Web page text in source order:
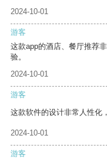
2024-10-01
游客
这款app的酒店、餐厅推荐
验。
2024-10-01
游客
这款软件的设计非常人性化
2024-10-01
游客